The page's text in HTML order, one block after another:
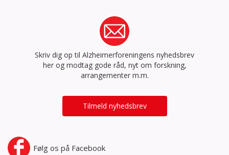
Skriv dig op til Alzheimerforeningens nyhedsbrev
her og modtag gode råd, nyt om forskning,
arrangementer m.m.
Tilmeld nyhedsbrev
Følg os på Facebook